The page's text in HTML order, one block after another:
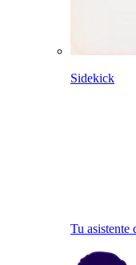
Sidekick
Tu asistente